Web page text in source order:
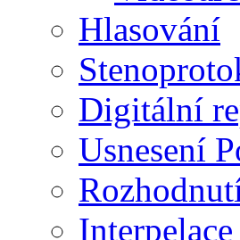
Hlasování
Digitální
Usnesení
Interpelace